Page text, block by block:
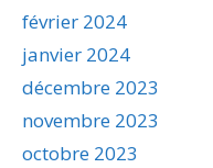
février 2024
janvier 2024
décembre 2023
novembre 2023
octobre 2023